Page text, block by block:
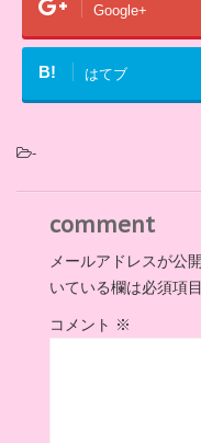
Google+
B! はてブ
-
comment
メールアドレスが公
いている欄は必須項
コメント ※